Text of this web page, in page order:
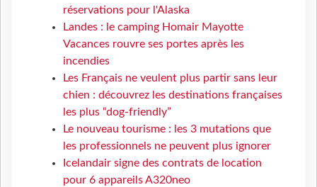
réservations pour l'Alaska
Landes : le camping Homair Mayotte
Vacances rouvre ses portes après les
incendies
Les Français ne veulent plus partir sans leur
chien : découvrez les destinations françaises
les plus “dog-friendly”
Le nouveau tourisme : les 3 mutations que
les professionnels ne peuvent plus ignorer
Icelandair signe des contrats de location
pour 6 appareils A320neo